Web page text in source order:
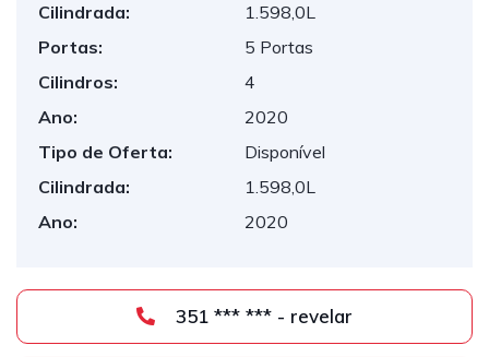
Cilindrada:
1.598,0L
Portas:
5 Portas
Cilindros:
4
Ano:
2020
Tipo de Oferta:
Disponível
Cilindrada:
1.598,0L
Ano:
2020
351 *** *** - revelar